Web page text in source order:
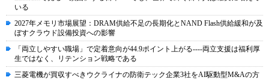
いる
2027年メモリ市場展望：DRAM供給不足の長期化とNAND Flash供給緩和が及
ぼすクラウド設備投資への影響
「両立しやすい職場」で定着意向が44.9ポイント上がる----両立支援は福利厚
生ではなく、リテンション戦略である
三菱電機が買収すべきウクライナの防衛テック企業3社をAI駆動型M&Aの方